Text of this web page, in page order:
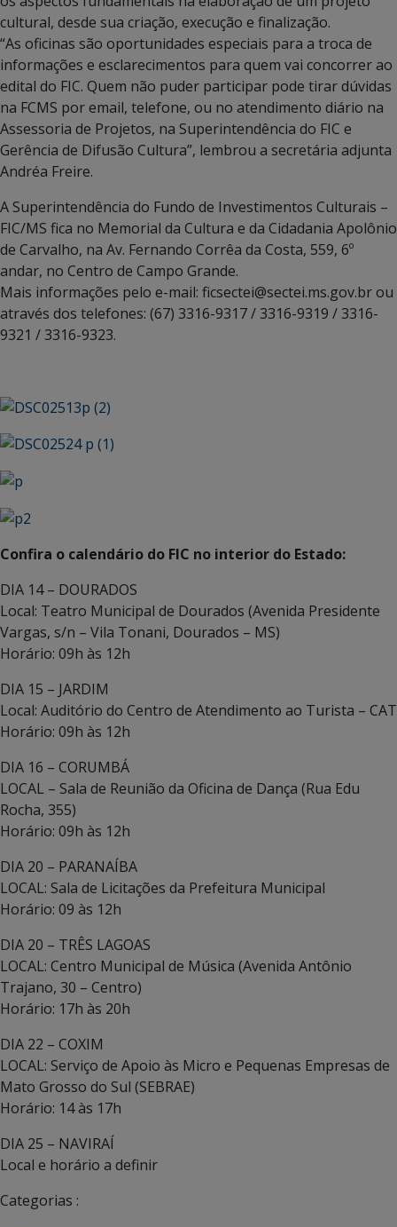
cultural, desde sua criação, execução e finalização.
“As oficinas são oportunidades especiais para a troca de
informações e esclarecimentos para quem vai concorrer ao
edital do FIC. Quem não puder participar pode tirar dúvidas
na FCMS por email, telefone, ou no atendimento diário na
Assessoria de Projetos, na Superintendência do FIC e
Gerência de Difusão Cultura”, lembrou a secretária adjunta
Andréa Freire.
A Superintendência do Fundo de Investimentos Culturais –
FIC/MS fica no Memorial da Cultura e da Cidadania Apolônio
de Carvalho, na Av. Fernando Corrêa da Costa, 559, 6º
andar, no Centro de Campo Grande.
Mais informações pelo e-mail: ficsectei@sectei.ms.gov.br ou
através dos telefones: (67) 3316-9317 / 3316-9319 / 3316-
9321 / 3316-9323.
Confira o calendário do FIC no interior do Estado:
DIA 14 – DOURADOS
Local: Teatro Municipal de Dourados (Avenida Presidente
Vargas, s/n – Vila Tonani, Dourados – MS)
Horário: 09h às 12h
DIA 15 – JARDIM
Local: Auditório do Centro de Atendimento ao Turista – CAT
Horário: 09h às 12h
DIA 16 – CORUMBÁ
LOCAL – Sala de Reunião da Oficina de Dança (Rua Edu
Rocha, 355)
Horário: 09h às 12h
DIA 20 – PARANAÍBA
LOCAL: Sala de Licitações da Prefeitura Municipal
Horário: 09 às 12h
DIA 20 – TRÊS LAGOAS
LOCAL: Centro Municipal de Música (Avenida Antônio
Trajano, 30 – Centro)
Horário: 17h às 20h
DIA 22 – COXIM
LOCAL: Serviço de Apoio às Micro e Pequenas Empresas de
Mato Grosso do Sul (SEBRAE)
Horário: 14 às 17h
DIA 25 – NAVIRAÍ
Local e horário a definir
Categorias :